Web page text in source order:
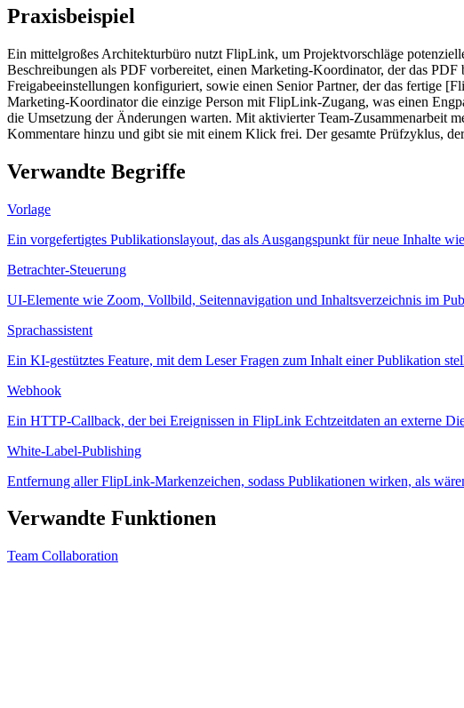
Praxisbeispiel
Ein mittelgroßes Architekturbüro nutzt FlipLink, um Projektvorschläge
Beschreibungen als PDF vorbereitet, einen Marketing-Koordinator, der das
Freigabeeinstellungen konfiguriert, sowie einen Senior Partner, der das fertige
Marketing-Koordinator die einzige Person mit FlipLink-Zugang, was einen
die Umsetzung der Änderungen warten. Mit aktivierter Team-Zusammenarbeit
Kommentare hinzu und gibt sie mit einem Klick frei. Der gesamte Prüfzyklus,
Verwandte Begriffe
Vorlage
Ein vorgefertigtes Publikationslayout, das als Ausgangspunkt für neue Inhalte
Betrachter-Steuerung
UI-Elemente wie Zoom, Vollbild, Seitennavigation und Inhaltsverzeichnis im
Sprachassistent
Ein KI-gestütztes Feature, mit dem Leser Fragen zum Inhalt einer Publikation
Webhook
Ein HTTP-Callback, der bei Ereignissen in FlipLink Echtzeitdaten an externe
White-Label-Publishing
Entfernung aller FlipLink-Markenzeichen, sodass Publikationen wirken, als
Verwandte Funktionen
Team Collaboration